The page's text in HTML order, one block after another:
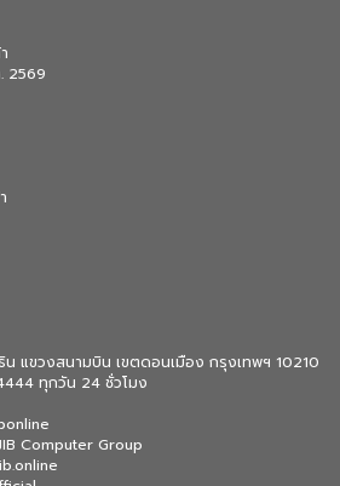
2569
น แขวงสนามบิน เขตดอนเมือง กรุงเทพฯ 10210
ทุกวัน 24 ชั่วโมง
Computer Group